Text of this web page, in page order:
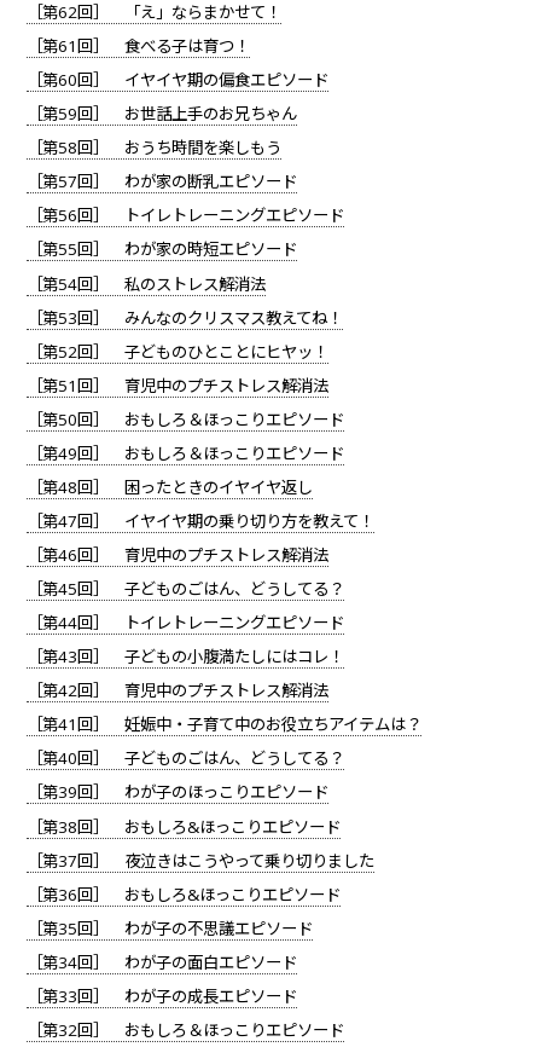
［第62回］ 「え」ならまかせて！
［第61回］ 食べる子は育つ！
［第60回］ イヤイヤ期の偏食エピソード
［第59回］ お世話上手のお兄ちゃん
［第58回］ おうち時間を楽しもう
［第57回］ わが家の断乳エピソード
［第56回］ トイレトレーニングエピソード
［第55回］ わが家の時短エピソード
［第54回］ 私のストレス解消法
［第53回］ みんなのクリスマス教えてね！
［第52回］ 子どものひとことにヒヤッ！
［第51回］ 育児中のプチストレス解消法
［第50回］ おもしろ＆ほっこりエピソード
［第49回］ おもしろ＆ほっこりエピソード
［第48回］ 困ったときのイヤイヤ返し
［第47回］ イヤイヤ期の乗り切り方を教えて！
［第46回］ 育児中のプチストレス解消法
［第45回］ 子どものごはん、どうしてる？
［第44回］ トイレトレーニングエピソード
［第43回］ 子どもの小腹満たしにはコレ！
［第42回］ 育児中のプチストレス解消法
［第41回］ 妊娠中・子育て中のお役立ちアイテムは？
［第40回］ 子どものごはん、どうしてる？
［第39回］ わが子のほっこりエピソード
［第38回］ おもしろ&ほっこりエピソード
［第37回］ 夜泣きはこうやって乗り切りました
［第36回］ おもしろ&ほっこりエピソード
［第35回］ わが子の不思議エピソード
［第34回］ わが子の面白エピソード
［第33回］ わが子の成長エピソード
［第32回］ おもしろ＆ほっこりエピソード